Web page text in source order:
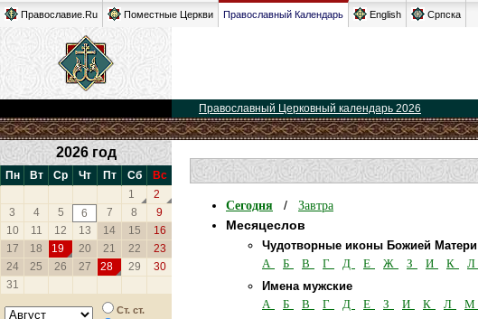
Православие.Ru Поместные Церкви Православный Календарь English Српска
Православный Церковный календарь 2026
2026 год
Пн Вт Ср Чт Пт Сб
Вс
1
2
3
4 5 6 7 8
9
10
11 12 13 14 15
16
17
18 19 20 21 22
23
24
25 26 27 28 29
30
31
Ст. ст.
Сегодня / Завтра
Месяцеслов
Чудотворные иконы Божией Матери
А Б В Г Д Е Ж З И К Л
Имена мужские
А Б В Г Д Е З И К Л М